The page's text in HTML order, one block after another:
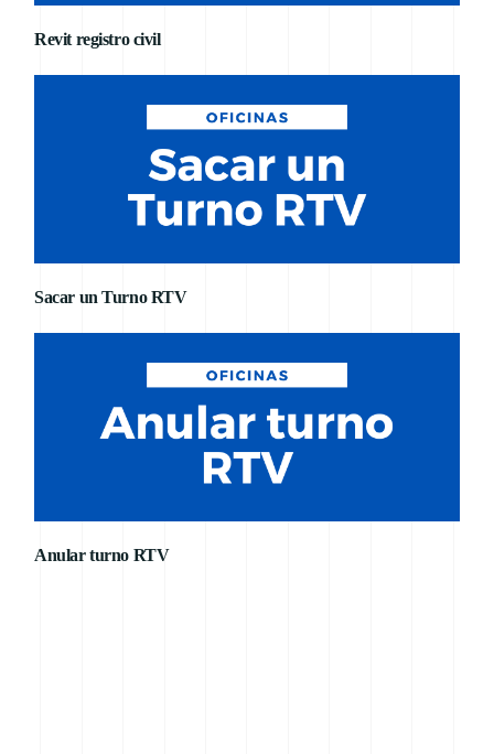
Revit registro civil
Sacar un Turno RTV
Anular turno RTV